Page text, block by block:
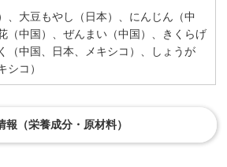
、大豆もやし（日本）、にんじん（中
（中国）、ぜんまい（中国）、きくらげ
（中国、日本、メキシコ）、しょうが
シコ）
報（栄養成分・原材料）